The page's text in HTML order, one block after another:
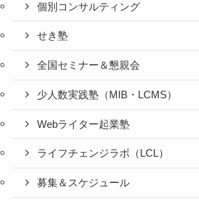
個別コンサルティング
せき塾
全国セミナー＆懇親会
少人数実践塾（MIB・LCMS）
Webライター起業塾
ライフチェンジラボ（LCL）
募集＆スケジュール